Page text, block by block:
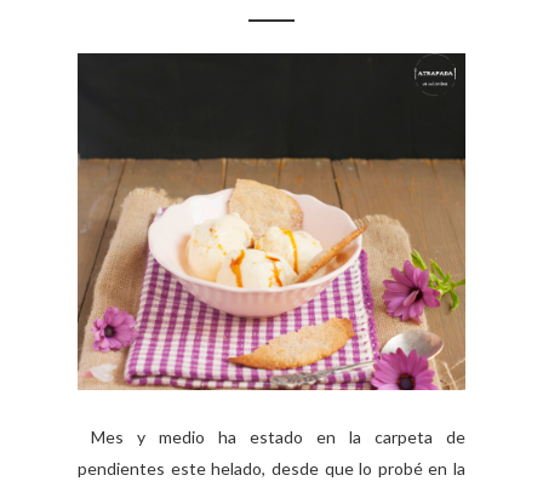
Mes y medio ha estado en la carpeta de
pendientes este helado, desde que lo probé en la